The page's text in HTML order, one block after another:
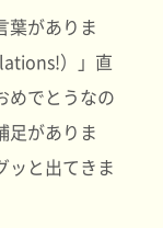
葉がありま
）」直
めでとうなの
足がありま
ッと出てきま